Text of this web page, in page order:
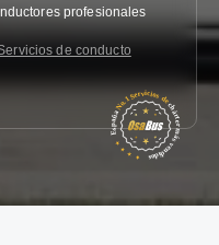
profesionales
de conducto